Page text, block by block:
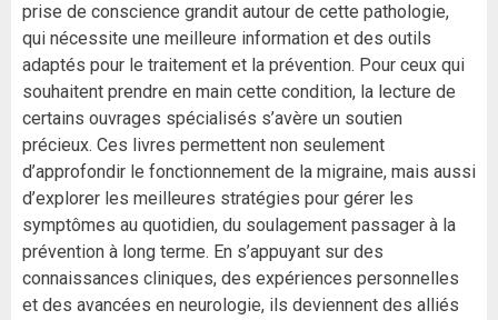
prise de conscience grandit autour de cette pathologie,
qui nécessite une meilleure information et des outils
adaptés pour le traitement et la prévention. Pour ceux qui
souhaitent prendre en main cette condition, la lecture de
certains ouvrages spécialisés s’avère un soutien
précieux. Ces livres permettent non seulement
d’approfondir le fonctionnement de la migraine, mais aussi
d’explorer les meilleures stratégies pour gérer les
symptômes au quotidien, du soulagement passager à la
prévention à long terme. En s’appuyant sur des
connaissances cliniques, des expériences personnelles
et des avancées en neurologie, ils deviennent des alliés